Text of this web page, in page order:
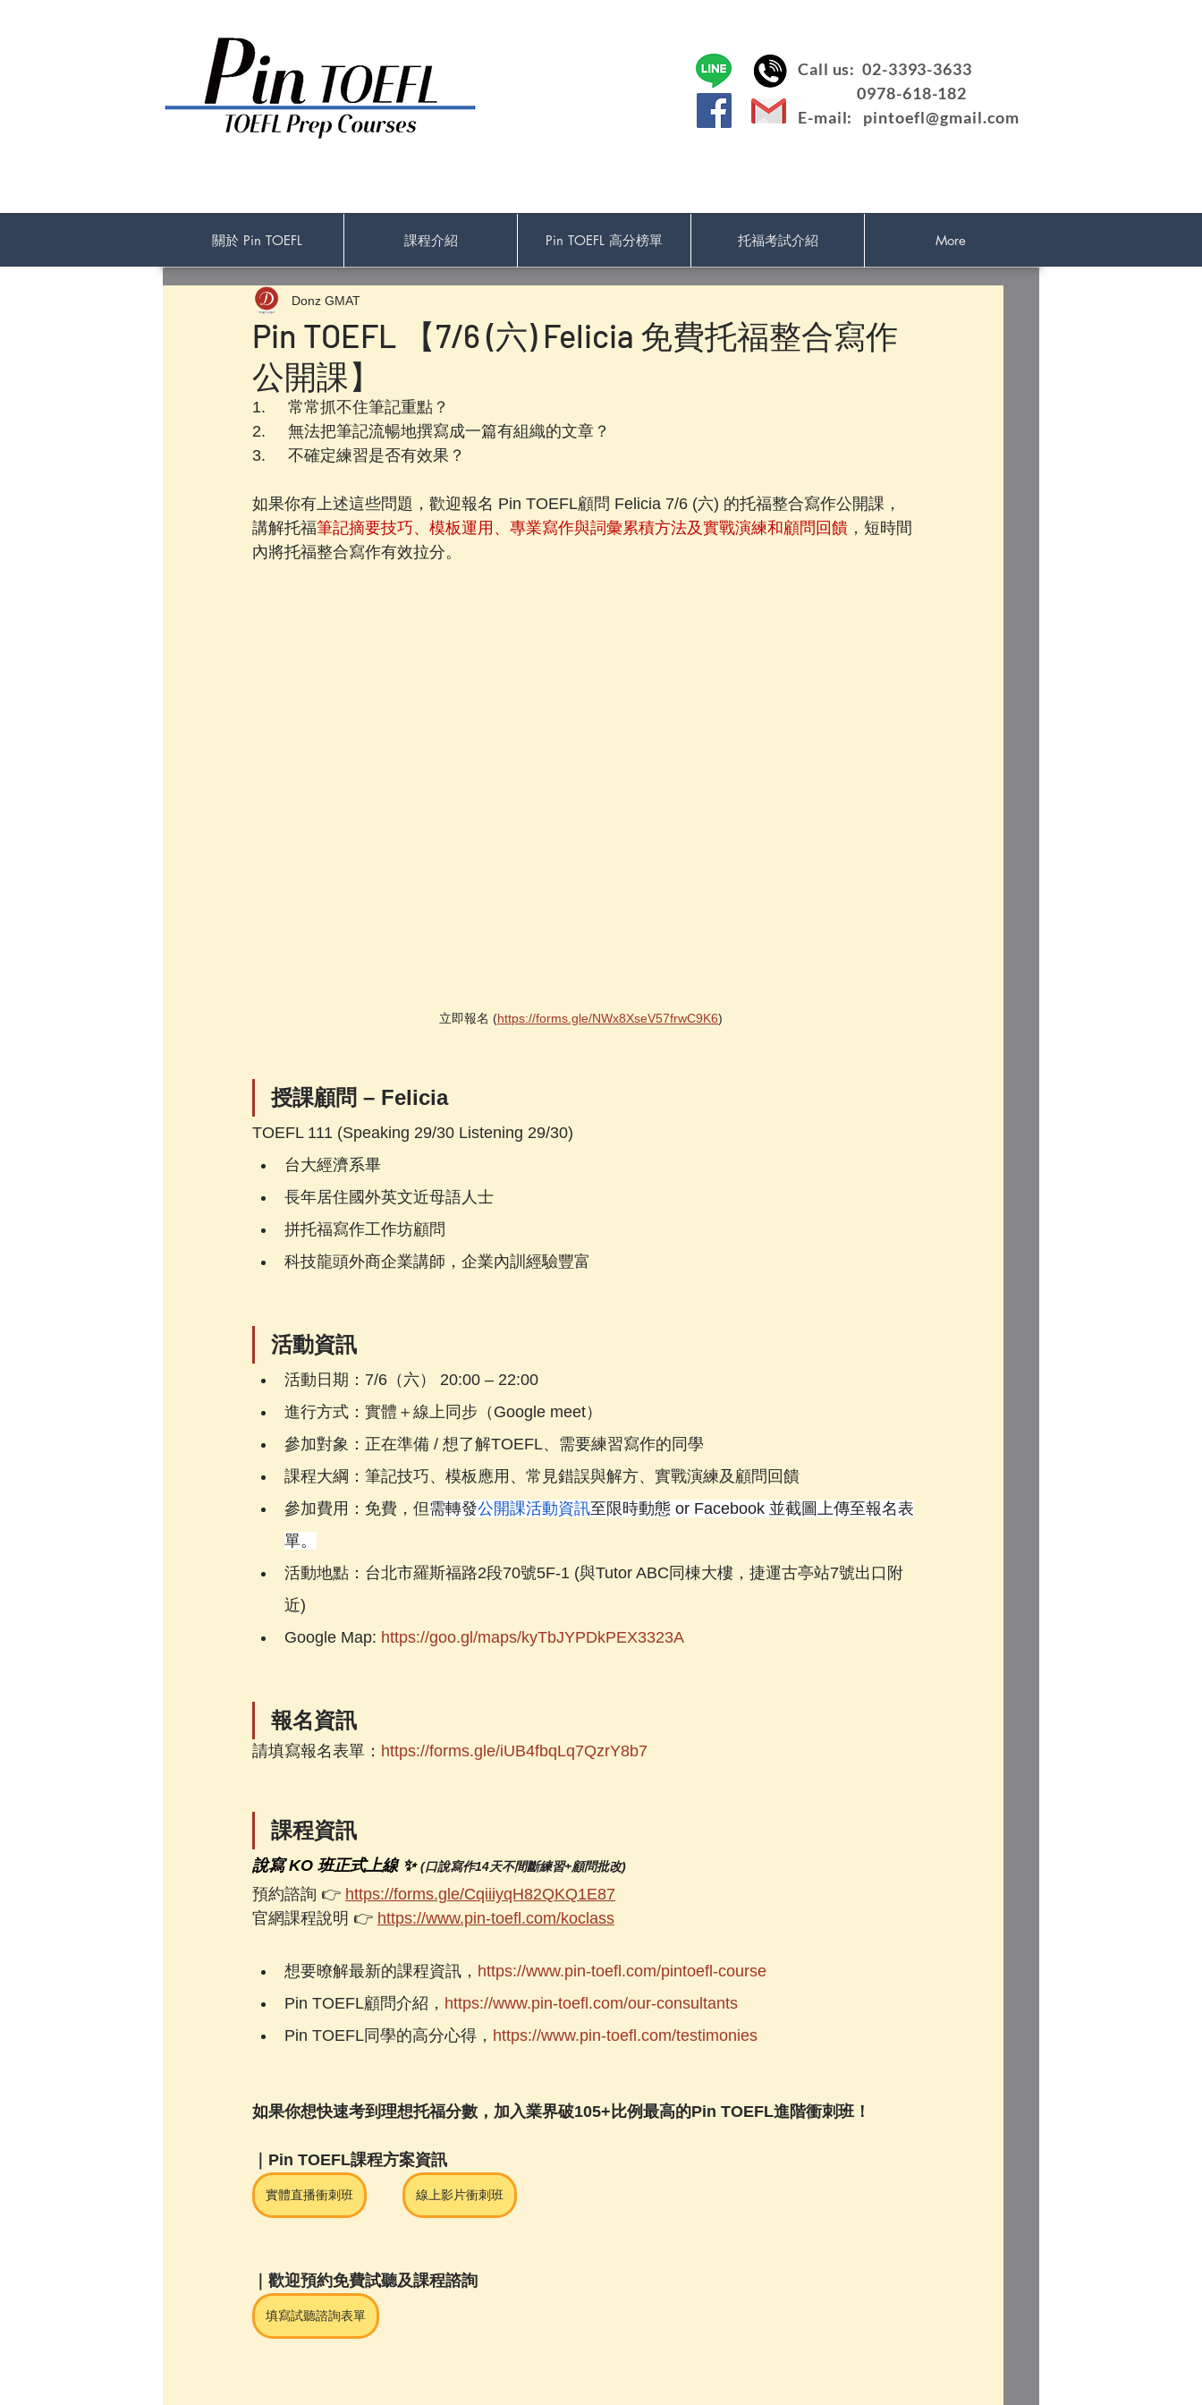
Call us: 02-3393-3633
0978-618-182
E-mail: pintoefl@gmail.com
關於 Pin TOEFL 課程介紹 Pin TOEFL 高分榜單 托福考試介紹 More
Pin TOEFL 【7/6 (六) Felicia 免費托福整合寫作
公開課】
Donz GMAT
1.     常常抓不住筆記重點？
2.     無法把筆記流暢地撰寫成一篇有組織的文章？
3.     不確定練習是否有效果？
如果你有上述這些問題，歡迎報名 Pin TOEFL顧問 Felicia 7/6 (六) 的托福整合寫作公開課，
講解托福筆記摘要技巧、模板運用、專業寫作與詞彙累積方法及實戰演練和顧問回饋 ，短時間
內將托福整合寫作有效拉分。
立即報名 (https://forms.gle/NWx8XseV57frwC9K6)
授課顧問 – Felicia
TOEFL 111 (Speaking 29/30 Listening 29/30)
台大經濟系畢
長年居住國外英文近母語人士
拼托福寫作工作坊顧問
科技龍頭外商企業講師，企業內訓經驗豐富
活動資訊
活動日期：7/6（六） 20:00 – 22:00
進行方式：實體＋線上同步（Google meet）
參加對象：正在準備 / 想了解TOEFL、需要練習寫作的同學
課程大綱：筆記技巧、模板應用、常見錯誤與解方、實戰演練及顧問回饋
參加費用：免費，但需轉發公開課活動資訊至限時動態 or Facebook 並截圖上傳至報名表
單。
活動地點：台北市羅斯福路2段70號5F-1 (與Tutor ABC同棟大樓，捷運古亭站7號出口附
近)
Google Map: https://goo.gl/maps/kyTbJYPDkPEX3323A
報名資訊
請填寫報名表單： https://forms.gle/iUB4fbqLq7QzrY8b7
課程資訊
說寫 KO 班正式上線 ✨ (口說寫作14天不間斷練習+顧問批改)
預約諮詢 👉 https://forms.gle/CqiiiyqH82QKQ1E87
官網課程說明 👉 https://www.pin-toefl.com/koclass
想要暸解最新的課程資訊， https://www.pin-toefl.com/pintoefl-course
Pin TOEFL顧問介紹， https://www.pin-toefl.com/our-consultants
Pin TOEFL同學的高分心得， https://www.pin-toefl.com/testimonies
如果你想快速考到理想托福分數，加入業界破105+比例最高的Pin TOEFL進階衝刺班！
｜Pin TOEFL課程方案資訊
實體直播衝刺班 線上影片衝刺班
｜歡迎預約免費試聽及課程諮詢
填寫試聽諮詢表單